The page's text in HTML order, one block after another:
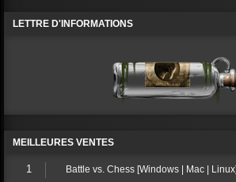
LETTRE D'INFORMATIONS
MEILLEURES VENTES
1 Battle vs. Chess [Windows | Mac |